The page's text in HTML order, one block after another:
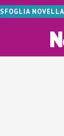
SFOGLIA